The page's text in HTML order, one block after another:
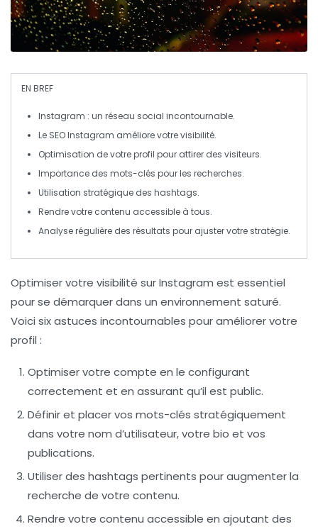
EN BREF
Instagram : un réseau social incontournable.
Le SEO Instagram améliore votre visibilité.
Optimisation de votreprofil pour attirer des visiteurs.
Importance des mots-clés pour les recherches.
Utilisation stratégique des hashtags.
Rendre votre contenu accessible à tous.
Analyserégulière des résultats pour ajuster votre stratégie.
Optimiser votre visibilité sur Instagram est essentiel
pour se démarquer dans un environnement saturé.
Voici six astuces incontournables pour améliorer votre
profil :
Optimiser votre compte en le configurant
correctement et en assurant qu’il est public.
Définir et placer vos mots-clés stratégiquement
dans votre nom d’utilisateur, votre bio et vos
publications.
Utiliser des hashtags pertinents pour augmenter la
recherche de votre contenu.
Rendre votre contenu accessible en ajoutant des